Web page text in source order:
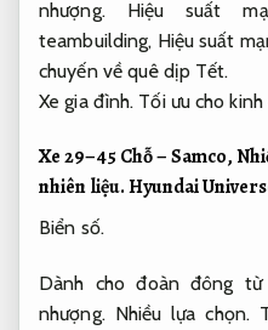
nhượng.
Hiệu suất
teambuilding, Hiệu suất
chuyến về quê dịp Tết.
Xe gia đình. Tối ưu cho kinh
Xe 29–45 Chỗ – Samco,
nhiên liệu.Hyundai
Biển số.
Dành cho đoàn đông
nhượng. Nhiều lựa chọn.